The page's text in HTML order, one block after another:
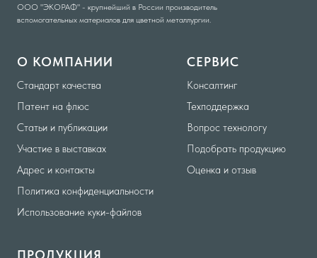
О КОМПАНИИ
Стандарт качества
Патент на флюс
Статьи и публикации
Участие в выставках
Адрес и контакты
Политика конфиденциальности
Использование куки-файлов
СЕРВИС
Консалтинг
Техподдержка
Вопрос технологу
Подобрать продукцию
Оценка и отзыв
ПРОДУКЦИЯ
ООО "ЭКОРАФ" - крупнейший в России производитель
вспомогательных материалов для цветной металлургии.